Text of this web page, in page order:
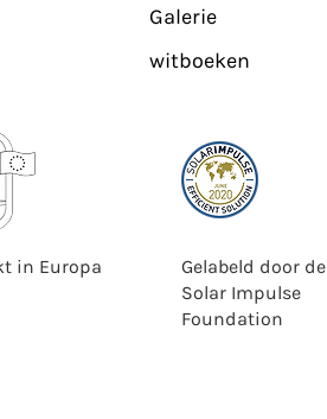
Galerie
witboeken
in Europa
Gelabeld door de
Solar Impulse
Foundation